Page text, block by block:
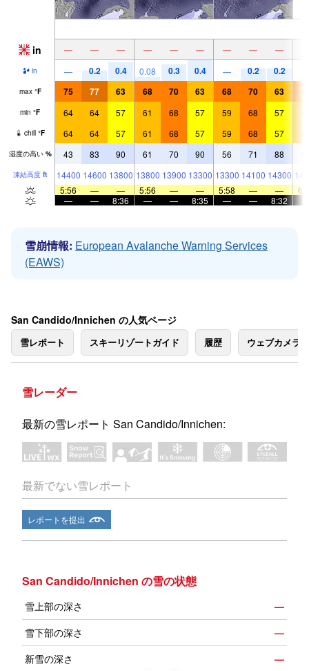
in — — — — — — — — —
in — 0.2 0.4 0.08 0.3 0.4 — 0.2 0.2
max °F 75 77 63 68 70 63 68 70 63
min °F 64 64 57 61 68 57 59 68 57
chill °F 64 64 57 61 68 57 59 68 57
湿度の高い % 43 83 90 61 70 90 56 71 88
凍結高度 ft 14400 14600 13800 13800 13900 13300 13300 14100 14300
5:56
— — 5:56 — — 5:58 — —
—
— 8:36 — — 8:35 — — 8:32
雪崩情報: European Avalanche Warning Services
(EAWS)
San Candido/Innichen の人気ページ
雪レポート スキーリゾートガイド 履歴 ウェブカメラ
雪レーダー
最新の雪レポート San Candido/Innichen:
最新でない雪レポート
レポートを提出
San Candido/Innichen の雪の状態
雪上部の深さ
—
雪下部の深さ
—
新雪の深さ
—